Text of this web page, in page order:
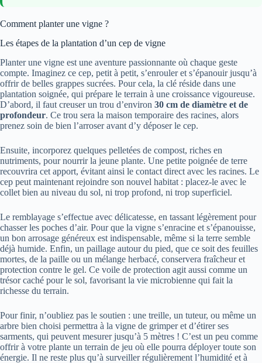
Comment planter une vigne ?
Les étapes de la plantation d’un cep de vigne
Planter une vigne est une aventure passionnante où chaque geste
compte. Imaginez ce cep, petit à petit, s’enrouler et s’épanouir jusqu’à
offrir de belles grappes sucrées. Pour cela, la clé réside dans une
plantation soignée, qui prépare le terrain à une croissance vigoureuse.
D’abord, il faut creuser un trou d’environ 30 cm de diamètre et de
profondeur. Ce trou sera la maison temporaire des racines, alors
prenez soin de bien l’arroser avant d’y déposer le cep.
Ensuite, incorporez quelques pelletées de compost, riches en
nutriments, pour nourrir la jeune plante. Une petite poignée de terre
recouvrira cet apport, évitant ainsi le contact direct avec les racines. Le
cep peut maintenant rejoindre son nouvel habitat : placez-le avec le
collet bien au niveau du sol, ni trop profond, ni trop superficiel.
Le remblayage s’effectue avec délicatesse, en tassant légèrement pour
chasser les poches d’air. Pour que la vigne s’enracine et s’épanouisse,
un bon arrosage généreux est indispensable, même si la terre semble
déjà humide. Enfin, un paillage autour du pied, que ce soit des feuilles
mortes, de la paille ou un mélange herbacé, conservera fraîcheur et
protection contre le gel. Ce voile de protection agit aussi comme un
trésor caché pour le sol, favorisant la vie microbienne qui fait la
richesse du terrain.
Pour finir, n’oubliez pas le soutien : une treille, un tuteur, ou même un
arbre bien choisi permettra à la vigne de grimper et d’étirer ses
sarments, qui peuvent mesurer jusqu’à 5 mètres ! C’est un peu comme
offrir à votre plante un terrain de jeu où elle pourra déployer toute son
énergie. Il ne reste plus qu’à surveiller régulièrement l’humidité et à